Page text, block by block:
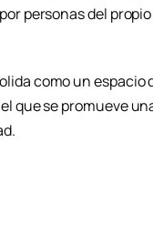
personas del
como un espacio
que se promueve